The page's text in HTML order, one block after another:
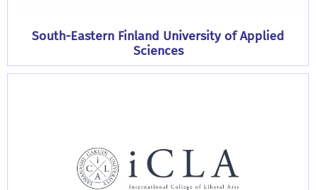
South-Eastern Finland University of Applied
Sciences